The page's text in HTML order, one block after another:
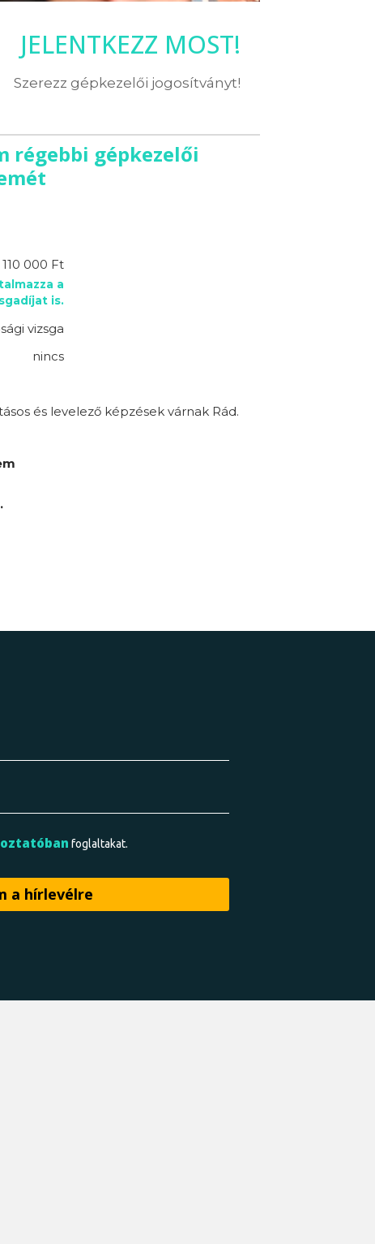
JELENTKEZZ MOST!
Szerezz gépkezelői jogosítványt!
régebbi gépkezelői
110 000 Ft
a
is.
vizsga
nincs
és levelező képzések várnak Rád.
foglaltakat.